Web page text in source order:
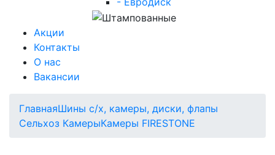
Акции
Контакты
О нас
Вакансии
ГлавнаяШины с/х, камеры, диски, флапы
Сельхоз КамерыКамеры FIRESTONE